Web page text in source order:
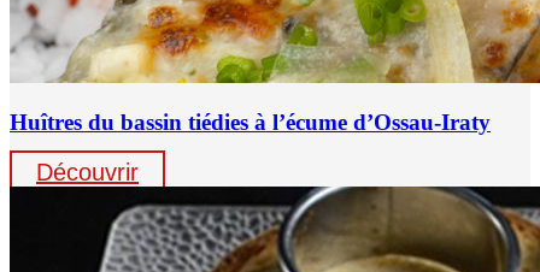
Huîtres du bassin tiédies à l’écume d’Ossau-Iraty
Découvrir